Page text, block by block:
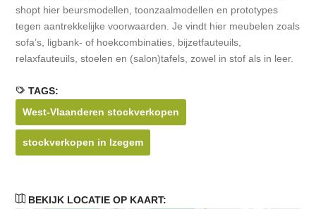
shopt hier beursmodellen, toonzaalmodellen en prototypes
tegen aantrekkelijke voorwaarden. Je vindt hier meubelen zoals
sofa’s, ligbank- of hoekcombinaties, bijzetfauteuils,
relaxfauteuils, stoelen en (salon)tafels, zowel in stof als in leer.
TAGS:
West-Vlaanderen stockverkopen
stockverkopen in Izegem
BEKIJK LOCATIE OP KAART: